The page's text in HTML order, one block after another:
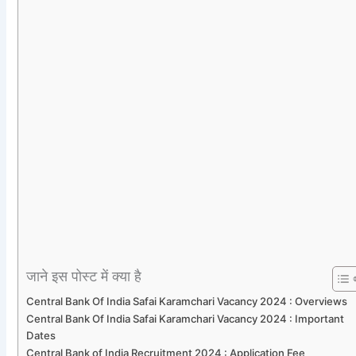
जाने इस पोस्ट में क्या है
Central Bank Of India Safai Karamchari Vacancy 2024 : Overviews
Central Bank Of India Safai Karamchari Vacancy 2024 : Important
Dates
Central Bank of India Recruitment 2024 : Application Fee